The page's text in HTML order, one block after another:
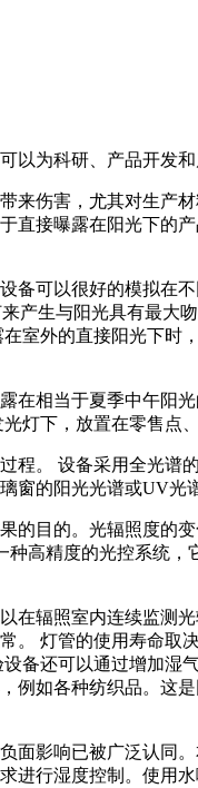
为科研、产品开发
伤害，尤其对生产
接曝露在阳光下的
可以很好的模拟在
产生与阳光具有最大
室外的直接阳光下时
相当于夏季中午阳
下，放置在零售点
。 设备采用全光
的阳光光谱或UV光
目的。光辐照度的
高精度的光控系统
辐照室内连续监测
灯管的使用寿命取
备还可以通过增加湿
如各种纺织品。这
影响已被广泛认同
行湿度控制。使用